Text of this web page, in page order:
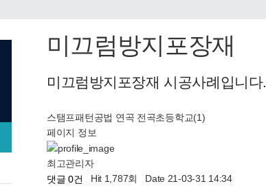
미끄럼방지포장재
미끄럼방지포장재 시공사례입니다.
스탬프패턴공법 연곡 전곡초등학교(1)
페이지 정보
최고관리자
댓글 0건
Hit 1,787회
Date 21-03-31 14:34